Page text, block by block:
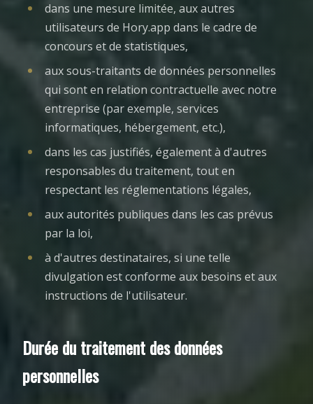
dans une mesure limitée, aux autres
utilisateurs de Hory.app dans le cadre de
concours et de statistiques,
aux sous-traitants de données personnelles
qui sont en relation contractuelle avec notre
entreprise (par exemple, services
informatiques, hébergement, etc.),
dans les cas justifiés, également à d'autres
responsables du traitement, tout en
respectant les réglementations légales,
aux autorités publiques dans les cas prévus
par la loi,
à d'autres destinataires, si une telle
divulgation est conforme aux besoins et aux
instructions de l'utilisateur.
Durée du traitement des données
personnelles